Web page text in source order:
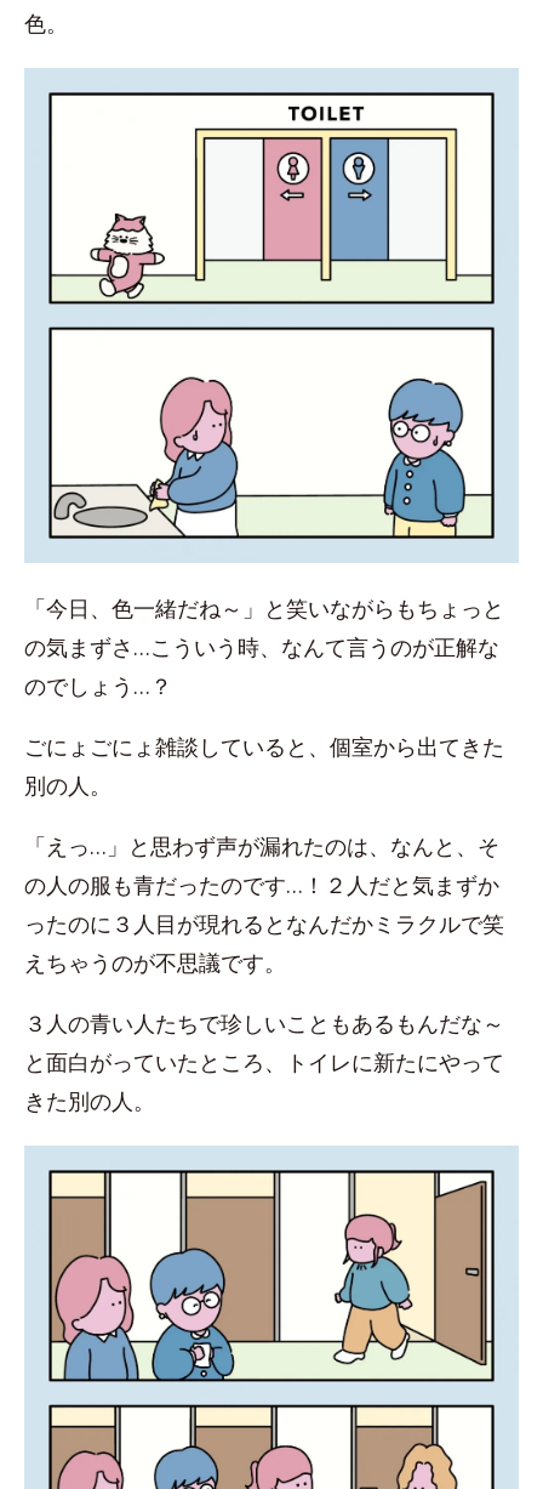
色。
「今日、色一緒だね～」と笑いながらもちょっと
の気まずさ…こういう時、なんて言うのが正解な
のでしょう…？
ごにょごにょ雑談していると、個室から出てきた
別の人。
「えっ…」と思わず声が漏れたのは、なんと、そ
の人の服も青だったのです…！２人だと気まずか
ったのに３人目が現れるとなんだかミラクルで笑
えちゃうのが不思議です。
３人の青い人たちで珍しいこともあるもんだな～
と面白がっていたところ、トイレに新たにやって
きた別の人。